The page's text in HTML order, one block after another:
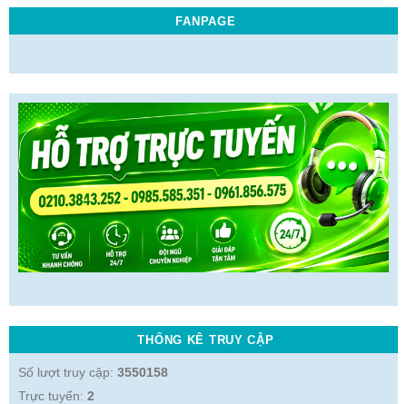
FANPAGE
THỐNG KÊ TRUY CẬP
Số lượt truy cập: 3550158
Trực tuyến: 2